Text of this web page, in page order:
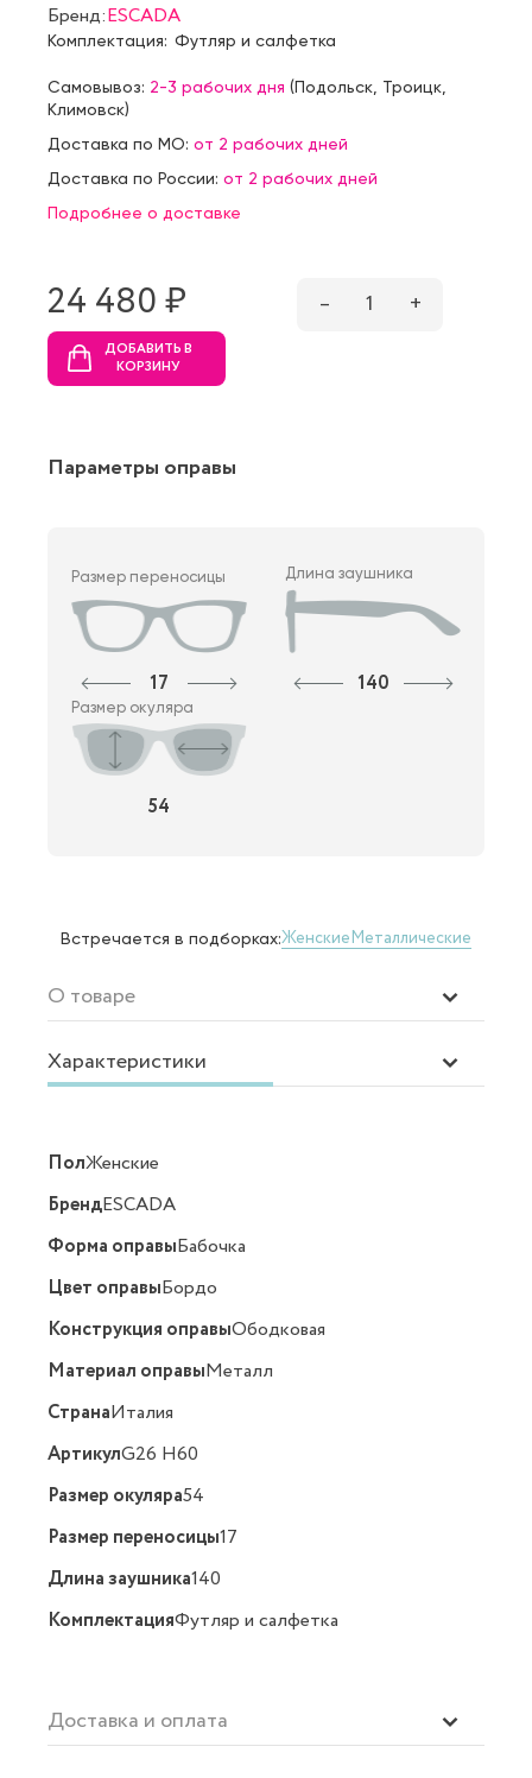
Бренд:ESCADA
Комплектация: Футляр и салфетка
Самовывоз: 2-3 рабочих дня (Подольск Троицк
Климовск)
Доставка по МО: от 2 рабочих дней
Доставка по России: от 2 рабочих дней
Подробнее о доставке
24 480 ₷ – 1 +
ДОБАВИТЬ В
КОРЗИНУ
Параметры оправы
Размер переносицы
17
Длина заушника
140
Размер окуляра
54
Встречается в подборках:ЖенскиеМеталлические
О товаре
Характеристики
ПолЖенские
БрендESCADA
Форма оправыБабочка
Цвет оправыБордо
Конструкция оправыОбодковая
Материал оправыМеталл
СтранаИталия
АртикулG26 H60
Размер окуляра54
Размер переносицы17
Длина заушника140
КомплектацияФутляр и салфетка
Доставка и оплата